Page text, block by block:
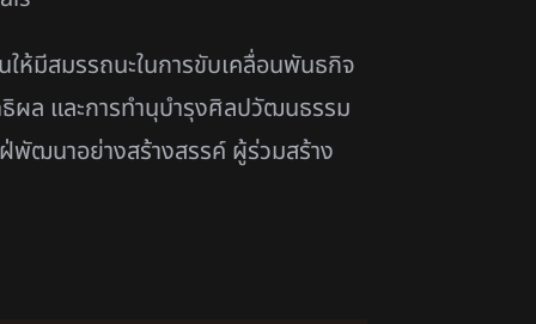
มีสมรรถนะในการขับเคลื่อนพันธกิจ
ผล และการทำนุบำรุงศิลปวัฒนธรรม
พัฒนาอย่างสร้างสรรค์ ผู้ร่วมสร้าง